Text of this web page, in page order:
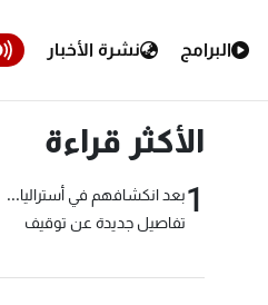
البرامج نشرة الأخبار
الأكثر قراءة
1بعد انكشافهم في أستراليا...
تفاصيل جديدة عن توقيف